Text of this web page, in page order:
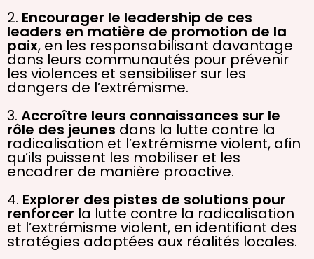
2. Encourager le leadership de ces
leaders en matière de promotion de la
paix, en les responsabilisant davantage
dans leurs communautés pour prévenir
les violences et sensibiliser sur les
dangers de l’extrémisme.
3. Accroître leurs connaissances sur le
rôle des jeunes dans la lutte contre la
radicalisation et l’extrémisme violent, afin
qu’ils puissent les mobiliser et les
encadrer de manière proactive.
4. Explorer des pistes de solutions pour
renforcer la lutte contre la radicalisation
et l’extrémisme violent, en identifiant des
stratégies adaptées aux réalités locales.